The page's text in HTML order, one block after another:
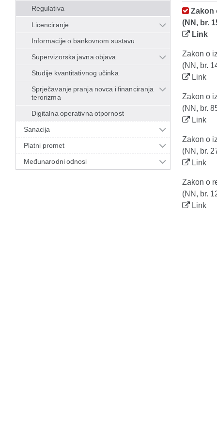
Regulativa
Licenciranje
Informacije o bankovnom sustavu
Supervizorska javna objava
Studije kvantitativnog učinka
Sprječavanje pranja novca i financiranja
terorizma
Digitalna operativna otpornost
Sanacija
Platni promet
Međunarodni odnosi
Zakon
(NN, br.
Link
Zakon o
(NN, br.
Link
Zakon o
(NN, br.
Link
Zakon o
(NN, br.
Link
Zakon o
(NN, br.
Link